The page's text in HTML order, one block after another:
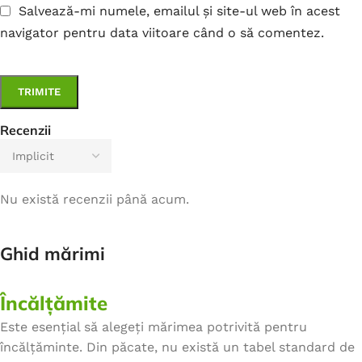
Recenzii
Nu există recenzii până acum.
Salvează-mi numele, emailul și site-ul web în acest
navigator pentru data viitoare când o să comentez.
Ghid mărimi
Încălțămite
Este esențial să alegeți mărimea potrivită pentru
încălțăminte. Din păcate, nu există un tabel standard de